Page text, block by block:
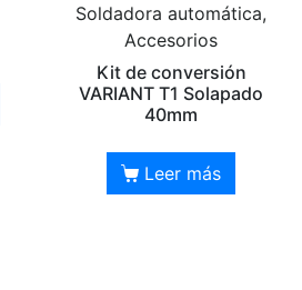
Soldadora automática,
Accesorios
Kit de conversión
VARIANT T1 Solapado
40mm
Leer más